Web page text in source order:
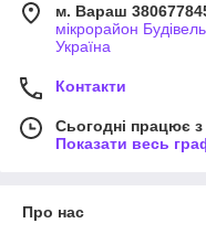
м. Вараш
мікрорайон
Україна
Контакти
Сьогодні працює
Показати весь
Про нас